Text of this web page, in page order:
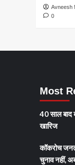
Avneesh
0
Most
40 साल बाद
खारिज
कॉकरोच
चुनाव नहीं,